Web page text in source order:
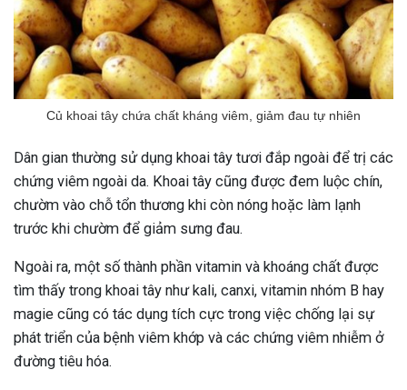
Củ khoai tây chứa chất kháng viêm, giảm đau tự nhiên
Dân gian thường sử dụng khoai tây tươi đắp ngoài để trị các
chứng viêm ngoài da. Khoai tây cũng được đem luộc chín,
chườm vào chỗ tổn thương khi còn nóng hoặc làm lạnh
trước khi chườm để giảm sưng đau.
Ngoài ra, một số thành phần vitamin và khoáng chất được
tìm thấy trong khoai tây như kali, canxi, vitamin nhóm B hay
magie cũng có tác dụng tích cực trong việc chống lại sự
phát triển của bệnh viêm khớp và các chứng viêm nhiễm ở
đường tiêu hóa.